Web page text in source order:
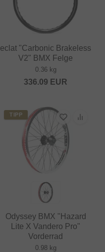
eclat "Carbonic Brakeless
V2" BMX Felge
0.36 kg
336.09 EUR
TIPP
Odyssey BMX "Hazard
Lite X Vandero Pro"
Vorderrad
0.98 kg